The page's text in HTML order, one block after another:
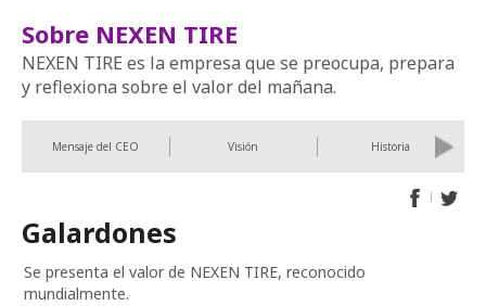
NEXEN
Sobre NEXEN TIRE
NEXEN TIRE es la empresa que se preocupa, prepara
y reflexiona sobre el valor del mañana.
Previous
Mensaje del CEO Visión Historia Next
Galardones
Se presenta el valor de NEXEN TIRE, reconocido
mundialmente.